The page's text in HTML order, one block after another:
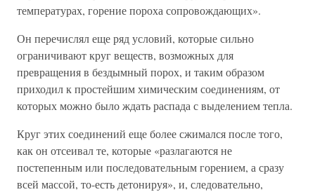
температурах, горение пороха сопровождающих».
Он перечислял еще ряд условий, которые сильно
ограничивают круг веществ, возможных для
превращения в бездымный порох, и таким образом
приходил к простейшим химическим соединениям, от
которых можно было ждать распада с выделением тепла.
Круг этих соединений еще более сжимался после того,
как он отсеивал те, которые «разлагаются не
постепенным или последовательным горением, а сразу
всей массой, то-есть детонируя», и, следовательно,